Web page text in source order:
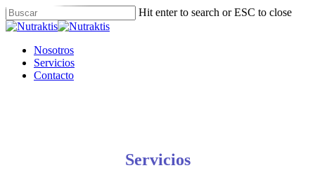
Skip
to
content
Hit enter to search or ESC to close
Close
Menu
Nosotros
Servicios
Contacto
Servicios